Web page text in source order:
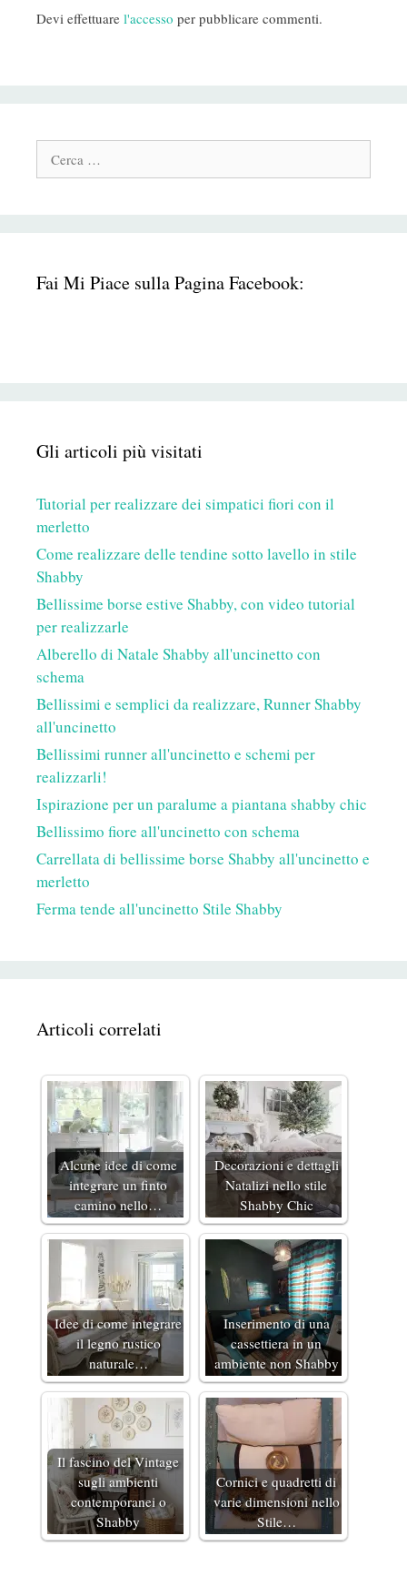
Devi effettuare l'accesso per pubblicare commenti.
Cerca:
Fai Mi Piace sulla Pagina Facebook:
Gli articoli più visitati
Tutorial per realizzare dei simpatici fiori con il
merletto
Come realizzare delle tendine sotto lavello in stile
Shabby
Bellissime borse estive Shabby, con video tutorial
per realizzarle
Alberello di Natale Shabby all'uncinetto con
schema
Bellissimi e semplici da realizzare, Runner Shabby
all'uncinetto
Bellissimi runner all'uncinetto e schemi per
realizzarli!
Ispirazione per un paralume a piantana shabby chic
Bellissimo fiore all'uncinetto con schema
Carrellata di bellissime borse Shabby all'uncinetto e
merletto
Ferma tende all'uncinetto Stile Shabby
Articoli correlati
Alcune idee di come
integrare un finto
camino nello…
Decorazioni e dettagli
Natalizi nello stile
Shabby Chic
Idee di come integrare
il legno rustico
naturale…
Inserimento di una
cassettiera in un
ambiente non Shabby
Il fascino del Vintage
sugli ambienti
contemporanei o
Shabby
Cornici e quadretti di
varie dimensioni nello
Stile…